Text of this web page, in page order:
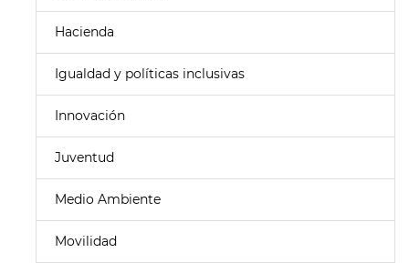
Hacienda
Igualdad y políticas inclusivas
Innovación
Juventud
Medio Ambiente
Movilidad